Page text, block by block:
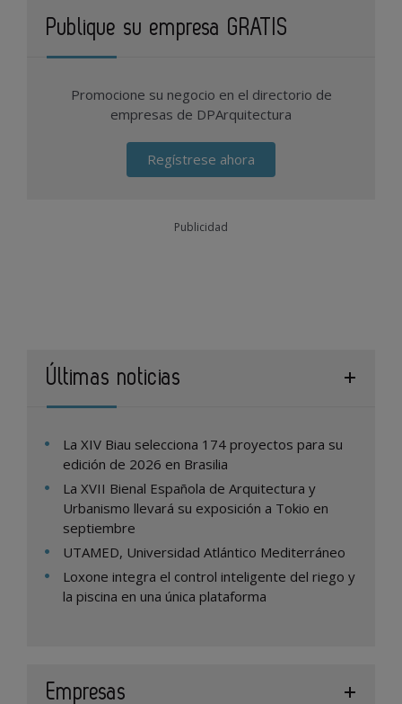
Publique su empresa GRATIS
Promocione su negocio en el directorio de
empresas de DPArquitectura
Regístrese ahora
Publicidad
Últimas noticias
La XIV Biau selecciona 174 proyectos para su
edición de 2026 en Brasilia
La XVII Bienal Española de Arquitectura y
Urbanismo llevará su exposición a Tokio en
septiembre
UTAMED, Universidad Atlántico Mediterráneo
Loxone integra el control inteligente del riego y
la piscina en una única plataforma
Empresas